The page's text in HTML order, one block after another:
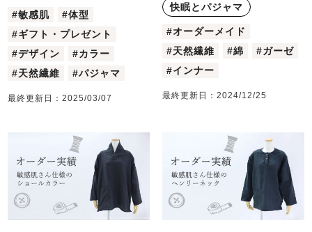
#敏感肌
#体型
#ギフト・プレゼント
#デザイン
#カラー
#天然繊維
#パジャマ
最終更新日：2025/03/07
快眠とパジャマ
#オーダーメイド
#天然繊維
#綿
#ガーゼ
#インナー
最終更新日： 2024/12/25